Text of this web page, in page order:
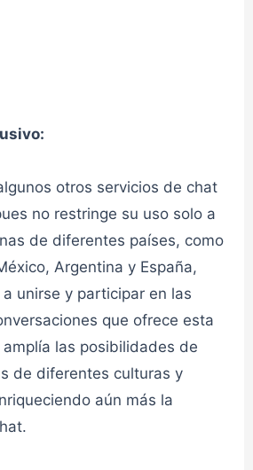
zona caliente 1✔
👮admin
zona caliente 2✔
otros servicios de chat
no restringe su uso solo a
de diferentes países, como
Argentina y España,
unirse y participar en las
que ofrece esta
las posibilidades de
de diferentes culturas y
aún más la